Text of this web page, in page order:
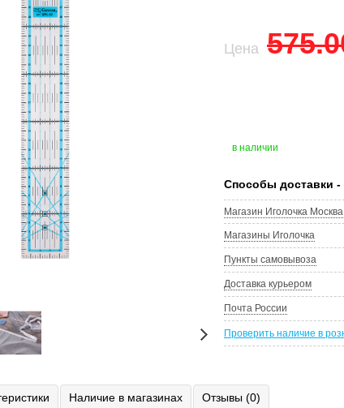
Цена
в наличии
Способы доставки -
Магазин Иголочка
Магазины Иголочка
Пункты самовывоза
Доставка курьером
Почта России
Проверить наличие в
Наличие в магазинах Отзывы (0)